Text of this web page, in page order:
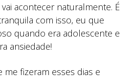
acontecer naturalmente. É
com isso, eu que
quando era adolescente e
ansiedade!
fizeram esses dias e